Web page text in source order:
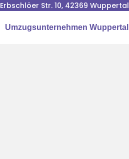
Erbschlöer Str. 10, 42369 Wuppertal
Umzugsunternehmen Wuppertal